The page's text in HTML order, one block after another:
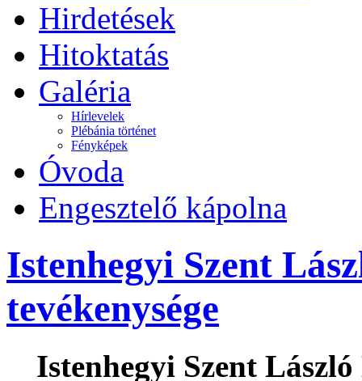
Hirdetések
Hitoktatás
Galéria
Hírlevelek
Plébánia történet
Fényképek
Óvoda
Engesztelő kápolna
Istenhegyi Szent
tevékenysége
Istenhegyi Szent